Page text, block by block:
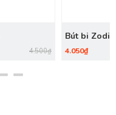
4.500₫
Bút bi
4.050₫